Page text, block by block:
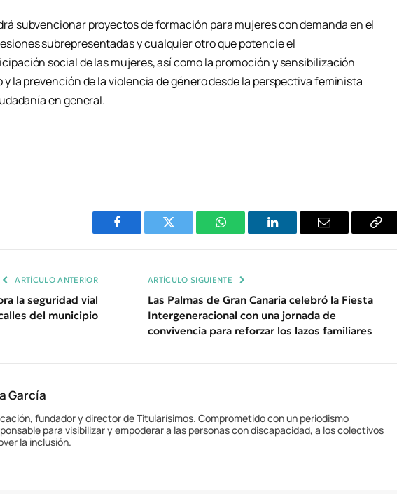
subvencionar proyectos de formación para mujeres con demanda en el
subrepresentadas y cualquier otro que potencie el
social de las mujeres, así como la promoción y sensibilización
y la prevención de la violencia de género desde la perspectiva feminista
en general.
Facebook Twitter WhatsAppLinkedIn Email
ARTÍCULO ANTERIOR
la seguridad vial
del municipio
ARTÍCULO SIGUIENTE
Las Palmas de Gran Canaria celebró la Fiesta
Intergeneracional con una jornada de
convivencia para reforzar los lazos familiares
García
fundador y director de Titularísimos. Comprometido con un periodismo
para visibilizar y empoderar a las personas con discapacidad, a los colectivos
la inclusión.